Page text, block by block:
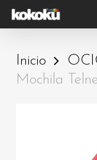
Skip
to
content
Inicio
Mochila